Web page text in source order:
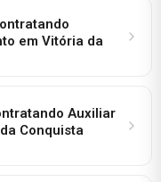
em Vitória da
Auxiliar
Conquista